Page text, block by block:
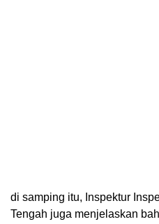
di samping itu, Inspektur
Tengah juga menjelaskan